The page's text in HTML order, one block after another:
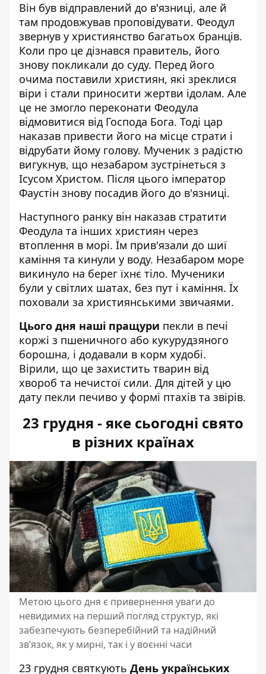
Він був відправлений до в'язниці, але й
там продовжував проповідувати. Феодул
звернув у християнство багатьох бранців.
Коли про це дізнався правитель, його
знову покликали до суду. Перед його
очима поставили християн, які зреклися
віри і стали приносити жертви ідолам. Але
це не змогло переконати Феодула
відмовитися від Господа Бога. Тоді цар
наказав привести його на місце страти і
відрубати йому голову. Мученик з радістю
вигукнув, що незабаром зустрінеться з
Ісусом Христом. Після цього імператор
Фаустін знову посадив його до в'язниці.
Наступного ранку він наказав стратити
Феодула та інших християн через
втоплення в морі. Їм прив'язали до шиї
каміння та кинули у воду. Незабаром море
викинуло на берег їхнє тіло. Мученики
були у світлих шатах, без пут і каміння. Їх
поховали за християнськими звичаями.
Цього дня наші пращури пекли в печі
коржі з пшеничного або кукурудзяного
борошна, і додавали в корм худобі.
Вірили, що це захистить тварин від
хвороб та нечистої сили. Для дітей у цю
дату пекли печиво у формі птахів та звірів.
23 грудня - яке сьогодні свято
в різних країнах
Метою цього дня є привернення уваги до
невидимих на перший погляд структур, які
забезпечують безперебійний та надійний
зв’язок, як у мирні, так і у воєнні часи
23 грудня святкують День українських